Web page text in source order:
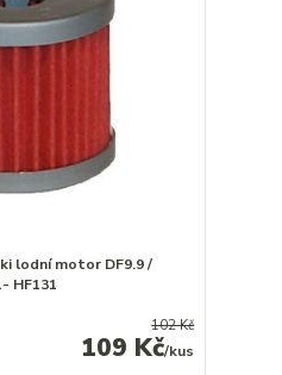
lodní motor DF9.9 /
HF131
102 Kč
109 Kč/kus